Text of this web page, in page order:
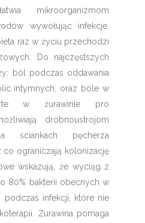
mikroorganizmom
wywołując infekcje.
raz w życiu przechodzi
Do najczęstszych
ból podczas oddawania
intymnych, oraz bóle w
w żurawinie pro
drobnoustrojom
ściankach pęcherza
ograniczają kolonizację
wskazują, że wyciąg z
80% bakterii obecnych w
infekcji, które nie
Żurawina pomaga